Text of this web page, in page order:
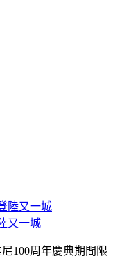
又一城
100周年慶典期間限